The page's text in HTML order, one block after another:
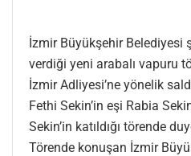
İzmir Büyükşehir Belediyesi
verdiği yeni arabalı vapuru
İzmir Adliyesi’ne yönelik
Fethi Sekin’in eşi Rabia
Sekin’in katıldığı törende
Törende konuşan İzmir